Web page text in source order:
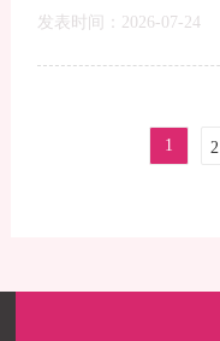
发表时间：2026-07-24
1 2